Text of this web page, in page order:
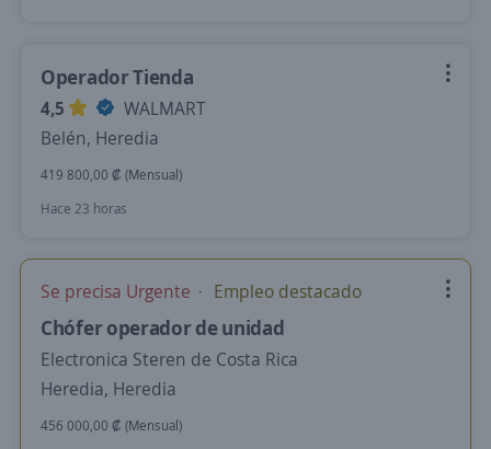
Operador Tienda
4,5
WALMART
Belén, Heredia
419 800,00 ₡ (Mensual)
Hace 23 horas
Se precisa Urgente Empleo destacado
Chófer operador de unidad
Electronica Steren de Costa Rica
Heredia, Heredia
456 000,00 ₡ (Mensual)